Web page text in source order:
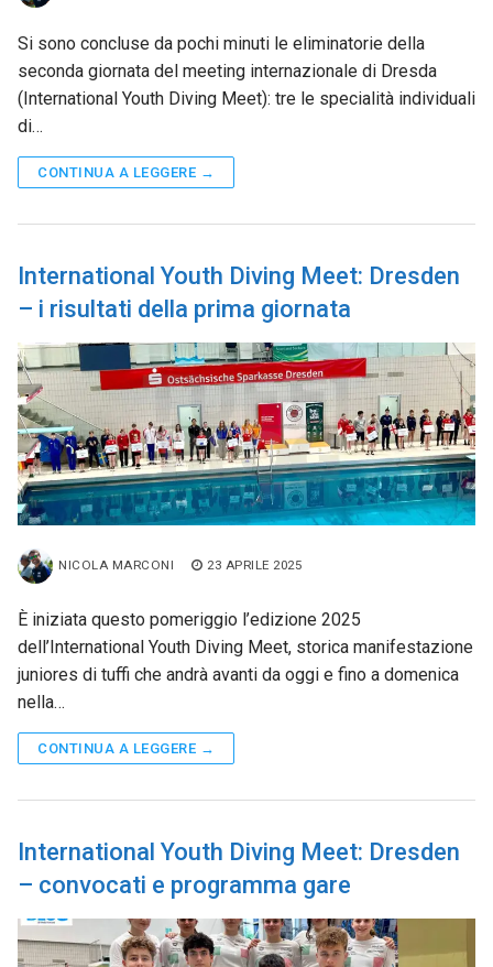
Si sono concluse da pochi minuti le eliminatorie della
seconda giornata del meeting internazionale di Dresda
(International Youth Diving Meet): tre le specialità individuali
di…
CONTINUA A LEGGERE →
International Youth Diving Meet: Dresden
– i risultati della prima giornata
NICOLA MARCONI 23 APRILE 2025
È iniziata questo pomeriggio l’edizione 2025
dell’International Youth Diving Meet, storica manifestazione
juniores di tuffi che andrà avanti da oggi e fino a domenica
nella…
CONTINUA A LEGGERE →
International Youth Diving Meet: Dresden
– convocati e programma gare